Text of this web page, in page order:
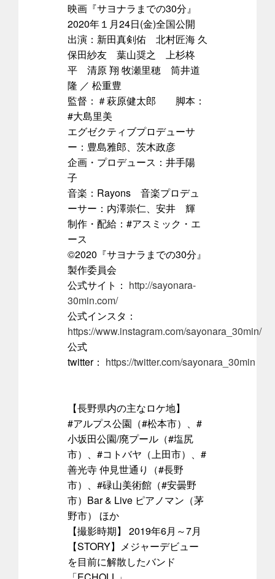
映画『サヨナラまでの30分』
2020年１月24日(金)全国公開
出演：新田真剣佑 北村匠海 久
保田紗友 葉山奨之 上杉柊
平 清原 翔 牧瀬里穂 筒井道
隆 ／ 松重豊
監督：＃萩原健太郎 脚本：
#大島里美
エグゼクティブプロデューサ
ー：豊島雅郎、茨木政彦
企画・プロデュース：井手陽
子
音楽：Rayons 音楽プロデュ
ーサー：内澤崇仁、安井 輝
制作・配給：#アスミック・エ
ース
©2020『サヨナラまでの30分』
製作委員会
公式サイト： http://sayonara-
30min.com/
公式インスタ：
https://www.instagram.com/sayonara_30min/
公式
twitter： https://twitter.com/sayonara_30min
【長野県内の主なロケ地】
#アルプス公園（#松本市）、#
小坂田公園/廃プール（#塩尻
市）、#コトバヤ（上田市）、#
善光寺 仲見世通り（#長野
市）、#碌山美術館（#安曇野
市）Bar & Live ピアノマン（茅
野市） ほか
【撮影時期】 2019年6月～7月
【STORY】メジャーデビュー
を目前に解散したバンド